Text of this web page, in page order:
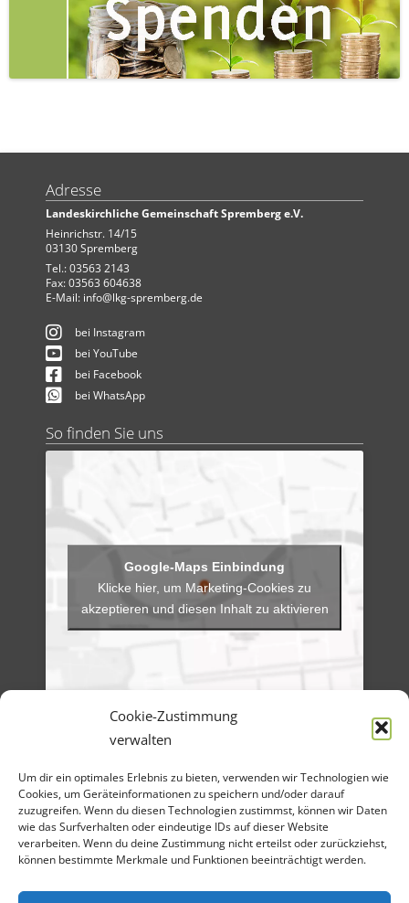
Cookie-Zustimmung
verwalten
Um dir ein optimales Erlebnis zu bieten, verwenden wir Technologien wie
Cookies, um Geräteinformationen zu speichern und/oder darauf
zuzugreifen. Wenn du diesen Technologien zustimmst, können wir Daten
wie das Surfverhalten oder eindeutige IDs auf dieser Website
verarbeiten. Wenn du deine Zustimmung nicht erteilst oder zurückziehst,
können bestimmte Merkmale und Funktionen beeinträchtigt werden.
Adresse
Landeskirchliche Gemeinschaft Spremberg e.V.
Heinrichstr. 14/15
03130 Spremberg
Tel.: 03563 2143
Fax: 03563 604638
E-Mail: info@lkg-spremberg.de
bei Instagram
bei YouTube
bei Facebook
bei WhatsApp
So finden Sie uns
Klicke hier, um Marketing-Cookies zu
akzeptieren und diesen Inhalt zu aktivieren
Artikel-Archiv
Veranstaltungen
Angebote
Bilder-Galerien
Material
Spenden
Kontakt
Datenschutz